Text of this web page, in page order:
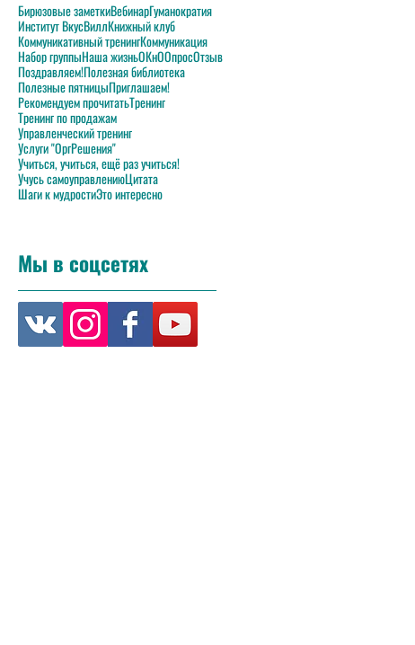
Бирюзовые заметкиВебинарГуманократия
Институт ВкусВиллКнижный клуб
Коммуникативный тренингКоммуникация
Набор группыНаша жизньОКнООпросОтзыв
Поздравляем!Полезная библиотека
Полезные пятницыПриглашаем!
Рекомендуем прочитатьТренинг
Тренинг по продажам
Управленческий тренинг
Услуги "ОргРешения"
Учиться, учиться, ещё раз учиться!
Учусь самоуправлениюЦитата
Шаги к мудростиЭто интересно
Мы в соцсетях